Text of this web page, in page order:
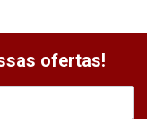
ofertas!